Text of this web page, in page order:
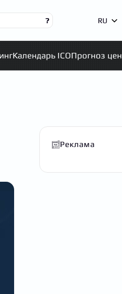
? RU
Календарь ICOПрогноз цен
Реклама